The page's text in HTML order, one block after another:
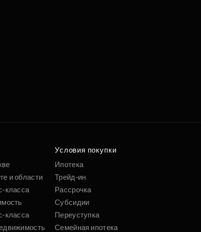
и области
класса
класса
Условия покупки
Ипотека
Трейд-ин
Рассрочка
Субсидии
Переуступка
Семейная ипотека